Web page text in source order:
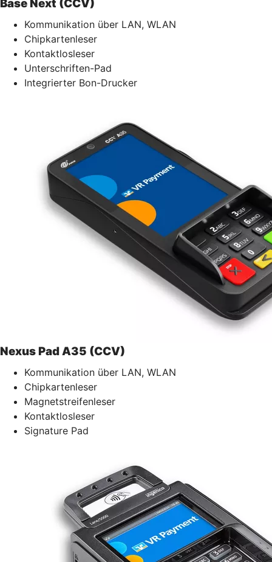
Base Next (CCV)
Kommunikation über LAN, WLAN
Chipkartenleser
Kontaktlosleser
Unterschriften-Pad
Integrierter Bon-Drucker
Nexus Pad A35 (CCV)
Kommunikation über LAN, WLAN
Chipkartenleser
Magnetstreifenleser
Kontaktlosleser
Signature Pad